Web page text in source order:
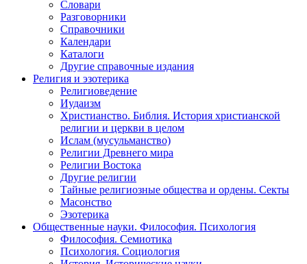
Словари
Разговорники
Справочники
Календари
Каталоги
Другие справочные издания
Религия и эзотерика
Религиоведение
Иудаизм
Христианство. Библия. История христианской
религии и церкви в целом
Ислам (мусульманство)
Религии Древнего мира
Религии Востока
Другие религии
Тайные религиозные общества и ордены. Секты
Масонство
Эзотерика
Общественные науки. Философия. Психология
Философия. Семиотика
Психология. Социология